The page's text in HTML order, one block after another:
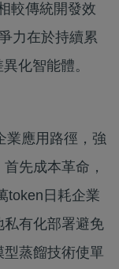
較傳統開發效
力在於持續累
化智能體。
業應用路徑，強
先成本革命，
token日耗企業
私有化部署避免
蒸餾技術使單